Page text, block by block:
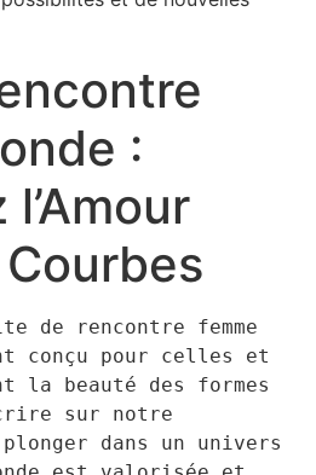
:
de rencontre femme
conçu pour celles et
la beauté des formes
sur notre
dans un univers